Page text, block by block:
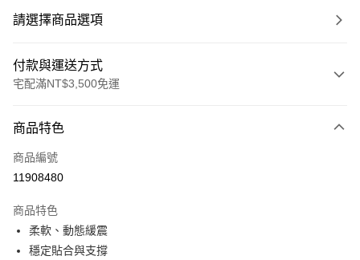
請選擇商品選項
付款與運送方式
宅配滿NT$3,500免運
信用卡一次付款
ATM付款
運送方式
宅配
每筆NT$100，滿NT$3,500(含以上)免運費
商品特色
商品編號
11908480
商品特色
柔軟、動態緩震
穩定貼合與支撐